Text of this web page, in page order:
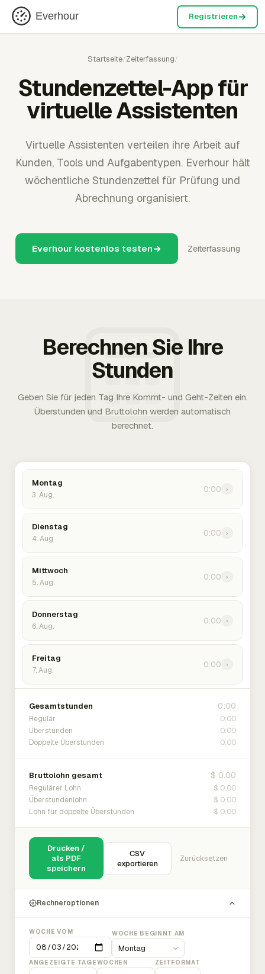
Everhour Registrieren
Startseite/Zeiterfassung/
Stundenzettel-App für
virtuelle Assistenten
Virtuelle Assistenten verteilen ihre Arbeit auf
Kunden, Tools und Aufgabentypen. Everhour hält
wöchentliche Stundenzettel für Prüfung und
Abrechnung organisiert.
Everhour kostenlos testen Zeiterfassung
Berechnen Sie Ihre
Stunden
Geben Sie für jeden Tag Ihre Kommt- und Geht-Zeiten ein.
Überstunden und Bruttolohn werden automatisch
berechnet.
Montag
3. Aug.
0:00 ›
Dienstag
4. Aug.
0:00 ›
Mittwoch
5. Aug.
0:00 ›
Donnerstag
6. Aug.
0:00 ›
Freitag
7. Aug.
0:00 ›
Gesamtstunden 0:00
Regulär 0:00
Überstunden 0:00
Doppelte Überstunden 0:00
Bruttolohn gesamt $ 0.00
Regulärer Lohn $ 0.00
Überstundenlohn $ 0.00
Lohn für doppelte Überstunden $ 0.00
Drucken /
als PDF
speichern
CSV
exportieren
Zurücksetzen
Rechneroptionen
WOCHE VOM WOCHE BEGINNT AM
ANGEZEIGTE TAGEWOCHEN ZEITFORMAT